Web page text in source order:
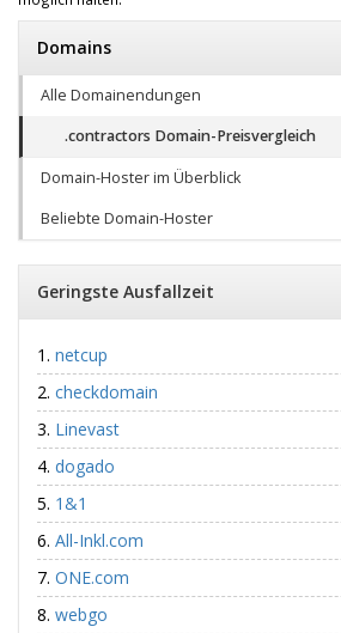
Domains
Alle Domainendungen
.contractors Domain-Preisvergleich
Domain-Hoster im Überblick
Beliebte Domain-Hoster
Geringste Ausfallzeit
netcup
checkdomain
Linevast
dogado
1&1
All-Inkl.com
ONE.com
webgo